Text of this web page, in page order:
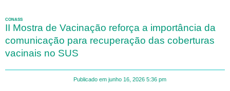
CONASS
II Mostra de Vacinação reforça a importância da
comunicação para recuperação das coberturas
vacinais no SUS
Publicado em junho 16, 2026 5:36 pm